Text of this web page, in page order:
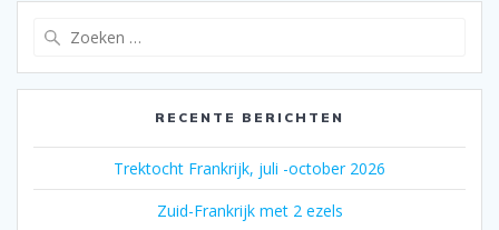
RECENTE BERICHTEN
Trektocht Frankrijk, juli -october 2026
Zuid-Frankrijk met 2 ezels